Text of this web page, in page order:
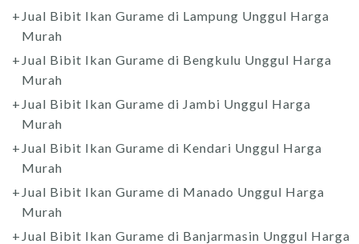
Jual Bibit Ikan Gurame di Lampung Unggul Harga
Murah
Jual Bibit Ikan Gurame di Bengkulu Unggul Harga
Murah
Jual Bibit Ikan Gurame di Jambi Unggul Harga
Murah
Jual Bibit Ikan Gurame di Kendari Unggul Harga
Murah
Jual Bibit Ikan Gurame di Manado Unggul Harga
Murah
Jual Bibit Ikan Gurame di Banjarmasin Unggul Harga